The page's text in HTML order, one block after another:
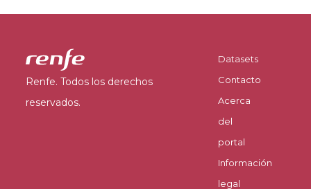
Renfe. Todos los derechos
reservados.
Datasets
Contacto
Acerca
del
portal
Información
legal